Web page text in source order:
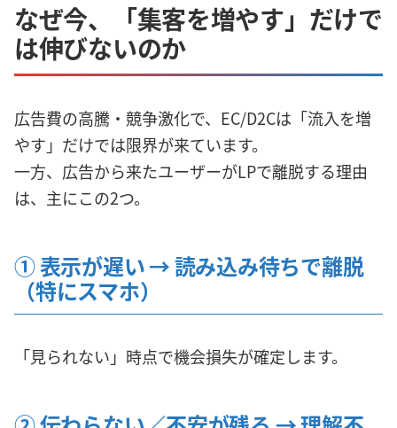
なぜ今、「集客を増やす」だけで
は伸びないのか
広告費の高騰・競争激化で、EC/D2Cは「流入を増
やす」だけでは限界が来ています。
一方、広告から来たユーザーがLPで離脱する理由
は、主にこの2つ。
① 表示が遅い → 読み込み待ちで離脱
（特にスマホ）
「見られない」時点で機会損失が確定します。